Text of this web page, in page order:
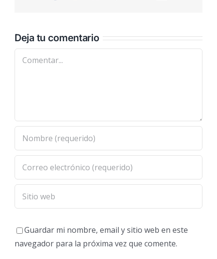
Deja tu comentario
Comentar
Guardar mi nombre, email y sitio web en este
navegador para la próxima vez que comente.